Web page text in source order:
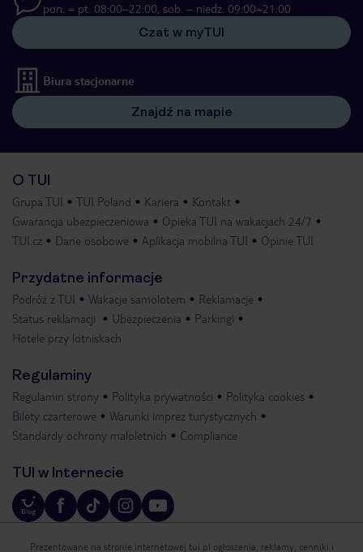
pon. – pt. 08:00–22:00, sob. – niedz. 09:00–21:00
Czat w myTUI
Biura stacjonarne
Znajdź na mapie
O TUI
Grupa TUI TUI Poland Kariera
Kontakt
Gwarancja ubezpieczeniowa
Opieka TUI na wakacjach 24/7
TUI.cz
Dane osobowe Aplikacja mobilna TUI Opinie TUI
Przydatne informacje
Podróż z TUI Wakacje samolotem
Reklamacje
Status reklamacji
Ubezpieczenia
Parkingi
Hotele przy lotniskach
Regulaminy
Regulamin strony Polityka prywatności
Polityka cookies
Bilety czarterowe
Warunki imprez turystycznych
Standardy ochrony małoletnich
Compliance
TUI w Internecie
Prezentowane na stronie internetowej tui.pl ogłoszenia, reklamy, cenniki i